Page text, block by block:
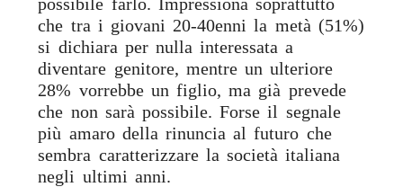
che tra i giovani 20-40enni la metà (51%)
si dichiara per nulla interessata a
diventare genitore, mentre un ulteriore
28% vorrebbe un figlio, ma già prevede
che non sarà possibile. Forse il segnale
più amaro della rinuncia al futuro che
sembra caratterizzare la società italiana
negli ultimi anni.